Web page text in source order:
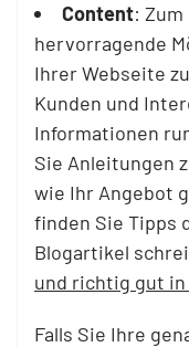
Content:
hervorragende
Ihrer Webseite
Kunden und
Informationen
Sie Anleitungen
wie Ihr Angebot
finden Sie Tipps
Blogartikel
und richtig gut in
Falls Sie Ihre